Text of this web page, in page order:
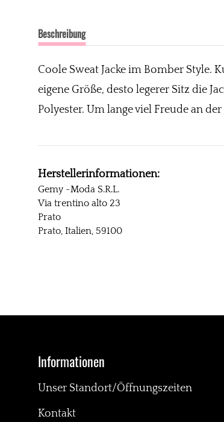
Beschreibung
Coole Sweat Jacke im Bomber Style.
eigene Größe, desto legerer Sitz die
Polyester. Um lange viel Freude an
Herstellerinformationen:
Gemy -Moda S.R.L.
Via trentino alto 23
Prato
Prato, Italien, 59100
Informationen
Unser Standort/Öffnungszeiten
Kontakt